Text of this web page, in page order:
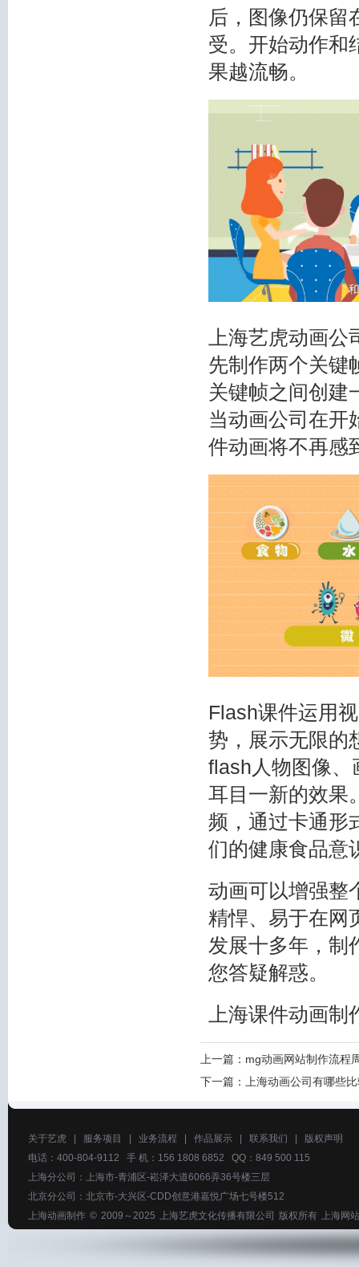
后，图像仍保留
受。开始动作和
果越流畅。
上海艺虎动画
先制作两个关键
关键帧之间创建
当动画公司在开
件动画将不再感
Flash课件运用
势，展示无限的
flash人物图像、
耳目一新的效果
频，通过卡通形
们的健康食品意
动画可以增强整
精悍、易于在网
发展十多年，制
您答疑解惑。
上海课件动画制
上一篇： mg动画网站制作流程
下一篇：
上海动画公司有哪些
关于艺虎 服务项目 业务流程 作品展示 联系我们
版权声明
电话：400-804-9112 手 机：156 1808 6852 QQ：849 500 115
上海分公司：上海市-青浦区-崧泽大道6066弄36号楼三层
北京分公司：北京市-大兴区-CDD创意港嘉悦广场七号楼512
上海动画制作 © 2009～2025 上海艺虎文化传播有限公司 版权所有 上海网